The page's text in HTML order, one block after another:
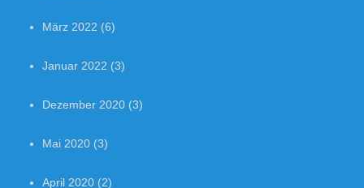
März 2022 (6)
Januar 2022 (3)
Dezember 2020 (3)
Mai 2020 (3)
April 2020 (2)